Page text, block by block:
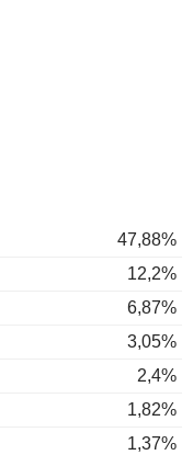
47,88%
12,2%
6,87%
3,05%
2,4%
1,82%
1,37%